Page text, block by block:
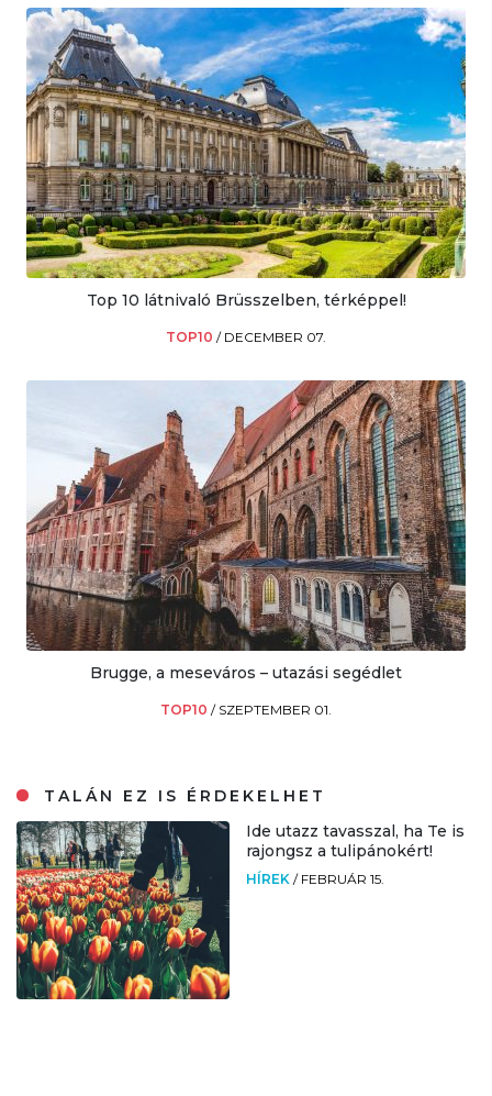
Top 10 látnivaló Brüsszelben, térképpel!
TOP10 / DECEMBER 07.
Brugge, a meseváros – utazási segédlet
TOP10 / SZEPTEMBER 01.
TALÁN EZ IS ÉRDEKELHET
Ide utazz tavasszal, ha Te is
rajongsz a tulipánokért!
HÍREK / FEBRUÁR 15.